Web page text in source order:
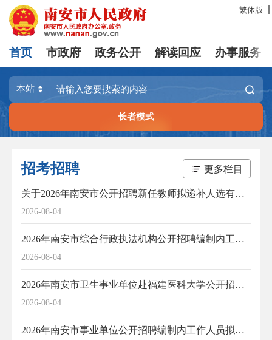
繁体版
首页 市政府 政务公开 解读回应 办事服务
长者模式
招考招聘 更多栏目
2026-08-04
关于2026年南安市公开招聘新任教师拟递补人选有关事项的通告
2026-08-04
2026年南安市综合行政执法机构公开招聘编制内工作人员拟聘用人员公示(2)
2026-08-04
2026年南安市卫生事业单位赴福建医科大学公开招聘编制内卫生类工作人员拟聘用人员公示（2）
2026年南安市事业单位公开招聘编制内工作人员拟聘用人员公示（2）